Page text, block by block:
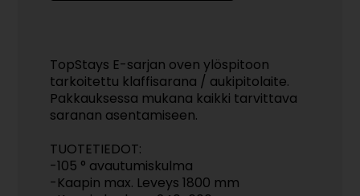
TopStays E-sarjan oven ylöspitoon
tarkoitettu klaffisarana / aukipitolaite.
Pakkauksessa mukana kaikki tarvittava
saranan asentamiseen.
TUOTETIEDOT:
-105 ° avautumiskulma
-Kaapin max. Leveys 1800 mm